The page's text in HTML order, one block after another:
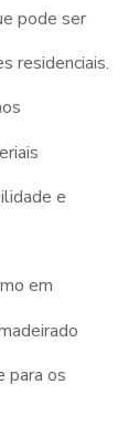
pode ser
residenciais.
e
em
para os